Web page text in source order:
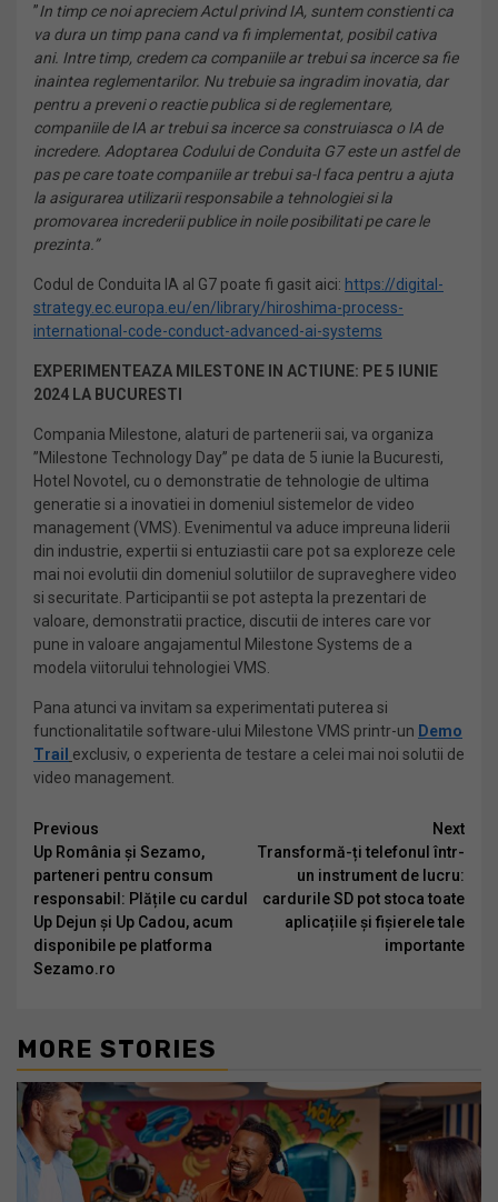
”In timp ce noi apreciem Actul privind IA, suntem constienti ca
va dura un timp pana cand va fi implementat, posibil cativa
ani. Intre timp, credem ca companiile ar trebui sa incerce sa fie
inaintea reglementarilor. Nu trebuie sa ingradim inovatia, dar
pentru a preveni o reactie publica si de reglementare,
companiile de IA ar trebui sa incerce sa construiasca o IA de
incredere. Adoptarea Codului de Conduita G7 este un astfel de
pas pe care toate companiile ar trebui sa-l faca pentru a ajuta
la asigurarea utilizarii responsabile a tehnologiei si la
promovarea increderii publice in noile posibilitati pe care le
prezinta.”
Codul de Conduita IA al G7 poate fi gasit aici: https://digital-
strategy.ec.europa.eu/en/library/hiroshima-process-
international-code-conduct-advanced-ai-systems
EXPERIMENTEAZA MILESTONE IN ACTIUNE: PE 5 IUNIE
2024 LA BUCURESTI
Compania Milestone, alaturi de partenerii sai, va organiza
”Milestone Technology Day” pe data de 5 iunie la Bucuresti,
Hotel Novotel, cu o demonstratie de tehnologie de ultima
generatie si a inovatiei in domeniul sistemelor de video
management (VMS). Evenimentul va aduce impreuna liderii
din industrie, expertii si entuziastii care pot sa exploreze cele
mai noi evolutii din domeniul solutiilor de supraveghere video
si securitate. Participantii se pot astepta la prezentari de
valoare, demonstratii practice, discutii de interes care vor
pune in valoare angajamentul Milestone Systems de a
modela viitorului tehnologiei VMS.
Pana atunci va invitam sa experimentati puterea si
functionalitatile software-ului Milestone VMS printr-un Demo
Trail exclusiv, o experienta de testare a celei mai noi solutii de
video management.
Continue
Reading
Previous
Up România și Sezamo,
parteneri pentru consum
responsabil: Plățile cu cardul
Up Dejun și Up Cadou, acum
disponibile pe platforma
Sezamo.ro
Next
Transformă-ți telefonul într-
un instrument de lucru:
cardurile SD pot stoca toate
aplicațiile și fișierele tale
importante
MORE STORIES